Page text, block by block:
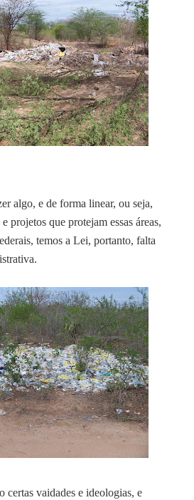
algo, e de forma linear, ou seja,
projetos que protejam essas áreas,
temos a Lei, portanto, falta
certas vaidades e ideologias, e